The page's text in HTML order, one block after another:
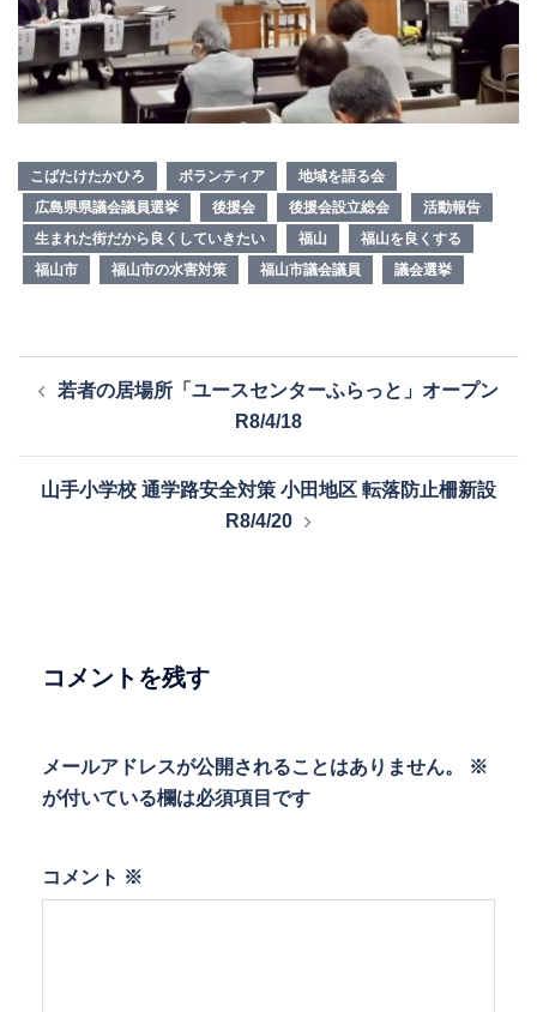
こばたけたかひろ ボランティア
地域を語る会
広島県県議会議員選挙
後援会 後援会設立総会
活動報告
生まれた街だから良くしていきたい
福山
福山を良くする
福山市
福山市の水害対策 福山市議会議員 議会選挙
稿
ゲ
若者の居場所「ユースセンターふらっと」オープン
R8/4/18
山手小学校 通学路安全対策 小田地区 転落防止柵新設
R8/4/20
コメントを残す
メールアドレスが公開されることはありません。
※
が付いている欄は必須項目です
コメント ※